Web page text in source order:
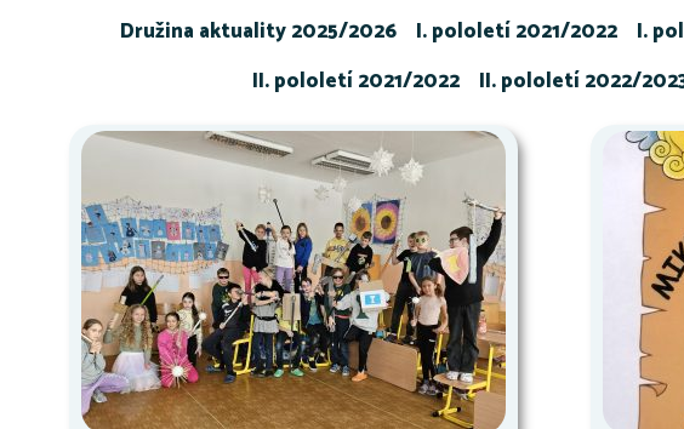
Družina aktuality 2025/2026
I. pololetí 2021/2022 I.
II. pololetí 2021/2022
II. pololetí 2022/